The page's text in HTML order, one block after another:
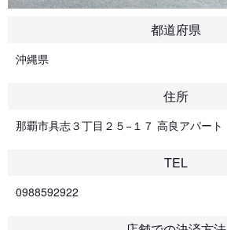
都道府県
沖縄県
住所
那覇市具志３丁目２５−１７ 高良アパート
TEL
0988592922